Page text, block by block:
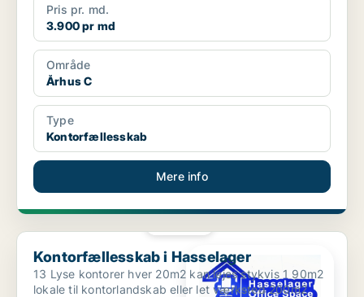
Pris pr. md.
3.900 pr md
Område
Århus C
Type
Kontorfællesskab
Mere info
Kontorfællesskab i Hasselager
Kontorfællesskab i Hasselager
13 Lyse kontorer hver 20m2 kan lejes stykvis 1 90m2
lokale til kontorlandskab eller let værksted 200m2